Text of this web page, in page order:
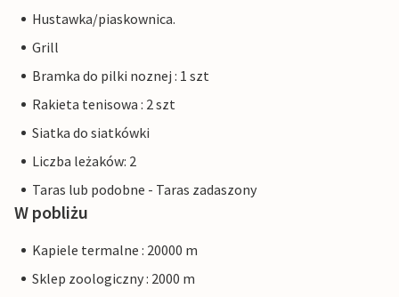
Hustawka/piaskownica.
Grill
Bramka do pilki noznej : 1 szt
Rakieta tenisowa : 2 szt
Siatka do siatkówki
Liczba leżaków: 2
Taras lub podobne - Taras zadaszony
W pobliżu
Kapiele termalne : 20000 m
Sklep zoologiczny : 2000 m